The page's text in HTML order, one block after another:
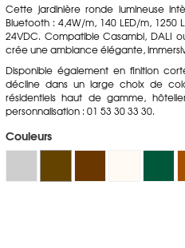
Cette jardinière ronde lumineuse
Bluetooth : 4,4W/m, 140 LED/m,
24VDC. Compatible Casambi, DALI
crée une ambiance élégante,
Disponible également en finition
décline dans un large choix de
résidentiels haut de gamme,
personnalisation : 01 53 30 33 30.
Couleurs